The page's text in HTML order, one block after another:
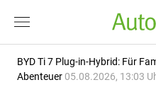
BYD Ti 7 Plug-in-Hybrid: Für
Abenteuer 05.08.2026, 13:03